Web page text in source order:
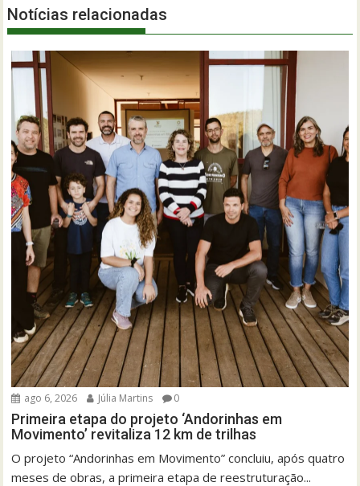
Notícias relacionadas
ago 6, 2026 Júlia Martins 0
Primeira etapa do projeto ‘Andorinhas em
Movimento’ revitaliza 12 km de trilhas
O projeto “Andorinhas em Movimento” concluiu, após quatro
meses de obras, a primeira etapa de reestruturação...